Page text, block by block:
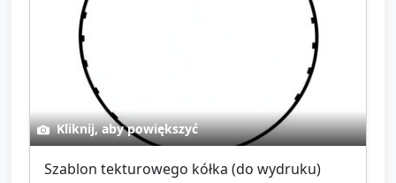
Kliknij, aby powiększyć
Szablon tekturowego kółka (do wydruku)